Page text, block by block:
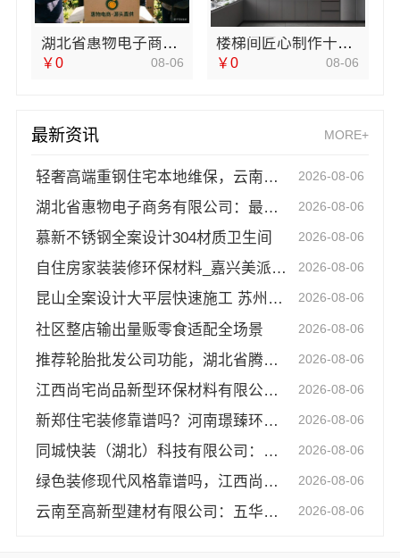
湖北省惠物电子商务有限公司热门家居百货平台优势详解
￥0 08-06
楼梯间匠心制作十年专注，华居不锈钢品质保障
￥0 08-06
最新资讯 MORE+
轻奢高端重钢住宅本地维保，云南晟构建筑建材有限公司 2026-08-06
湖北省惠物电子商务有限公司：最新生鲜食品网站价格查询 2026-08-06
慕新不锈钢全案设计304材质卫生间 2026-08-06
自住房家装装修环保材料_嘉兴美派建材科技有限公司 2026-08-06
昆山全案设计大平层快速施工 苏州兔哥哥智装新材料有限公司 2026-08-06
社区整店输出量贩零食适配全场景 2026-08-06
推荐轮胎批发公司功能，湖北省腾冠畅实业贸易有限公司 2026-08-06
江西尚宅尚品新型环保材料有限公司，江西全屋定制简欧公司 2026-08-06
新郑住宅装修靠谱吗？河南璟臻环保建材标准化施工保障 2026-08-06
同城快装（湖北）科技有限公司：急装装修哪家快？品质施工有保障 2026-08-06
绿色装修现代风格靠谱吗，江西尚宅尚品新型环保材料有限公司 2026-08-06
云南至高新型建材有限公司：五华新房装修施工哪家好 2026-08-06